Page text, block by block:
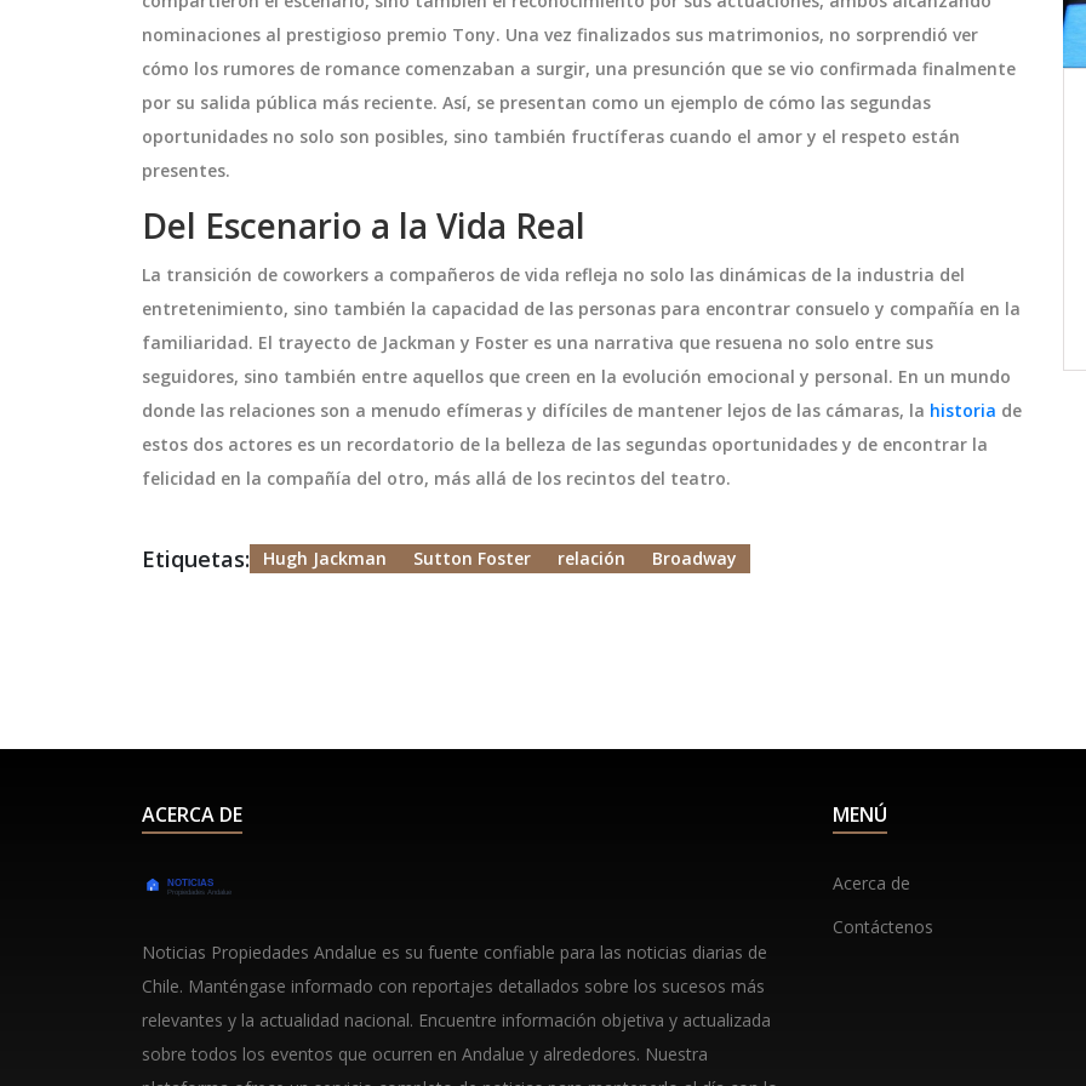
nominaciones al prestigioso premio Tony. Una vez finalizados sus matrimonios, no sorprendió ver
cómo los rumores de romance comenzaban a surgir, una presunción que se vio confirmada finalmente
por su salida pública más reciente. Así, se presentan como un ejemplo de cómo las segundas
oportunidades no solo son posibles, sino también fructíferas cuando el amor y el respeto están
presentes.
Del Escenario a la Vida Real
La transición de coworkers a compañeros de vida refleja no solo las dinámicas de la industria del
entretenimiento, sino también la capacidad de las personas para encontrar consuelo y compañía en la
familiaridad. El trayecto de Jackman y Foster es una narrativa que resuena no solo entre sus
seguidores, sino también entre aquellos que creen en la evolución emocional y personal. En un mundo
donde las relaciones son a menudo efímeras y difíciles de mantener lejos de las cámaras, la historia de
estos dos actores es un recordatorio de la belleza de las segundas oportunidades y de encontrar la
felicidad en la compañía del otro, más allá de los recintos del teatro.
Etiquetas: Hugh Jackman Sutton Foster relación Broadway
Zverev
Jannik Sinner
Alexander Zverev
con 7,075
Thunder arrasan a
Timberwolves: Gilgeous-
31 puntos y lideró a Oklahoma City
114-88 contra Minnesota Timberwolves
en el primer partido de las Finales del
Oeste. Tras un primer tiempo igualado,
el Thunder despegó en la segunda mitad
con defensa férrea y gran acierto en los
tiros, mientras los Timberwolves
luchaban con bajas cifras ofensivas.
mayo 21 2025
Copa América 2024: Yeferson
Soteldo Casi Marca un Gol
punto de marcar contra México. Con
una jugada por la banda izquierda,
intentó sorprender al portero mexicano
con un tiro alto y cruzado. Aunque el
tiro fue impresionante, el portero logró
desviar el balón, manteniendo el empate
temporalmente.
junio 27 2024
ACERCA DE
Noticias Propiedades Andalue es su fuente confiable para las noticias diarias de
Chile. Manténgase informado con reportajes detallados sobre los sucesos más
relevantes y la actualidad nacional. Encuentre información objetiva y actualizada
sobre todos los eventos que ocurren en Andalue y alrededores. Nuestra
MENÚ
Acerca de
Contáctenos